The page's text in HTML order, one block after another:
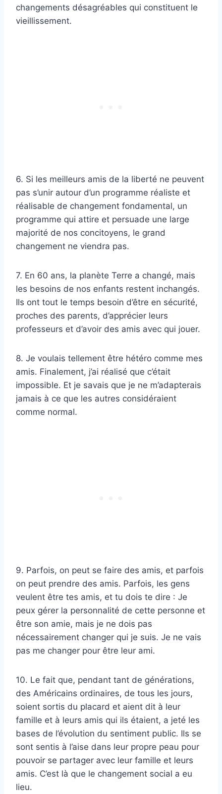
changements désagréables qui constituent le
vieillissement.
6. Si les meilleurs amis de la liberté ne peuvent
pas s’unir autour d’un programme réaliste et
réalisable de changement fondamental, un
programme qui attire et persuade une large
majorité de nos concitoyens, le grand
changement ne viendra pas.
7. En 60 ans, la planète Terre a changé, mais
les besoins de nos enfants restent inchangés.
Ils ont tout le temps besoin d’être en sécurité,
proches des parents, d’apprécier leurs
professeurs et d’avoir des amis avec qui jouer.
8. Je voulais tellement être hétéro comme mes
amis. Finalement, j’ai réalisé que c’était
impossible. Et je savais que je ne m’adapterais
jamais à ce que les autres considéraient
comme normal.
9. Parfois, on peut se faire des amis, et parfois
on peut prendre des amis. Parfois, les gens
veulent être tes amis, et tu dois te dire : Je
peux gérer la personnalité de cette personne et
être son amie, mais je ne dois pas
nécessairement changer qui je suis. Je ne vais
pas me changer pour être leur ami.
10. Le fait que, pendant tant de générations,
des Américains ordinaires, de tous les jours,
soient sortis du placard et aient dit à leur
famille et à leurs amis qui ils étaient, a jeté les
bases de l’évolution du sentiment public. Ils se
sont sentis à l’aise dans leur propre peau pour
pouvoir se partager avec leur famille et leurs
amis. C’est là que le changement social a eu
lieu.